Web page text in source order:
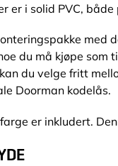
er i solid PVC,
med
du må kjøpe som
du velge fritt
Doorman kodelås.
er inkludert.